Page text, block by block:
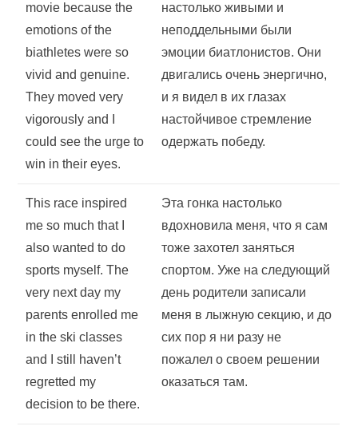
movie because the
emotions of the
biathletes were so
vivid and genuine.
They moved very
vigorously and I
could see the urge to
win in their eyes.
настолько живыми и
неподдельными были
эмоции биатлонистов. Они
двигались очень энергично,
и я видел в их глазах
настойчивое стремление
одержать победу.
This race inspired
me so much that I
also wanted to do
sports myself. The
very next day my
parents enrolled me
in the ski classes
and I still haven’t
regretted my
decision to be there.
Эта гонка настолько
вдохновила меня, что я сам
тоже захотел заняться
спортом. Уже на следующий
день родители записали
меня в лыжную секцию, и до
сих пор я ни разу не
пожалел о своем решении
оказаться там.